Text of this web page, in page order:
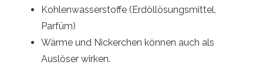
Kohlenwasserstoffe (Erdöllösungsmittel,
Parfüm)
Wärme und Nickerchen können auch als
Auslöser wirken.